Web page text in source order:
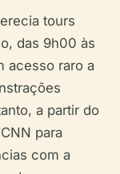
tours
das 9h00 às
acesso raro a
a partir do
para
com a